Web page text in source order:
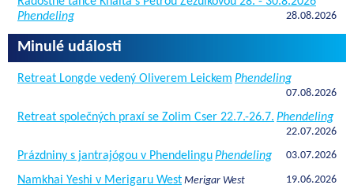
Phendeling
28.08.2026
Minulé události
Retreat Longde vedený Oliverem Leickem Phendeling
07.08.2026
Retreat společných praxí se Zolim Cser 22.7.-26.7. Phendeling
22.07.2026
Prázdniny s jantrajógou v PhendelinguPhendeling 03.07.2026
Namkhai Yeshi v Merigaru West Merigar West 19.06.2026